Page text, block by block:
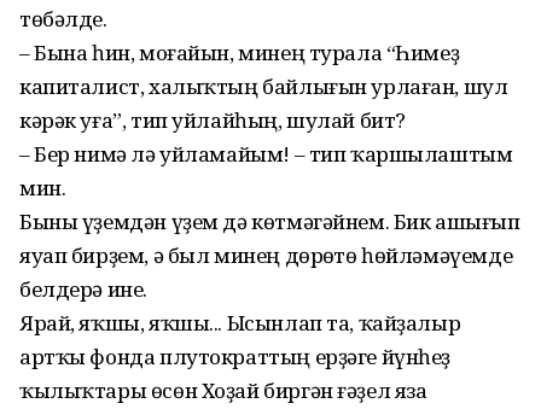
төбәлде.
– Бына һин, моғайын, минең турала “Һимеҙ
капиталист, халыҡтың байлығын урлаған, шул
кәрәк уға”, тип уйлайһың, шулай бит?
– Бер нимә лә уйламайым! – тип ҡаршылаштым
мин.
Быны үҙемдән үҙем дә көтмәгәйнем. Бик ашығып
яуап бирҙем, ә был минең дөрөҫтө һөйләмәүемде
белдерә ине.
Ярай, яҡшы, яҡшы... Ысынлап та, ҡайҙалыр
артҡы фонда плутократтың ерҙәге йүнһеҙ
ҡылыҡтары өсөн Хоҙай биргән ғәҙел яза